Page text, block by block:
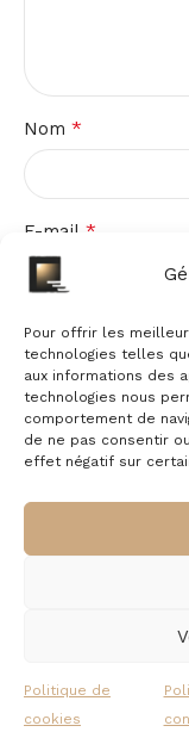
Pour offrir les
technologies telles
aux informations des
technologies nous
comportement de
de ne pas consentir
effet négatif sur
Politique de
cookies
Avis
Il n’y a pas encore
Nom *
E-mail *
À propos